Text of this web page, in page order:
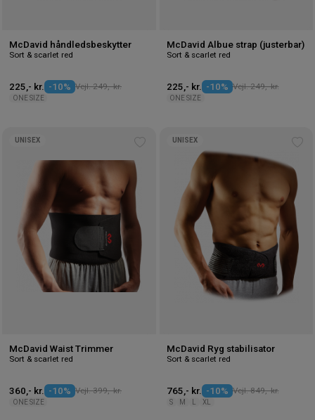
McDavid håndledsbeskytter
Sort & scarlet red
225,- kr. -10% Vejl. 249,- kr.
ONE SIZE
McDavid Albue strap (justerbar)
Sort & scarlet red
225,- kr. -10% Vejl. 249,- kr.
ONE SIZE
ønskeliste
UNISEX
McDavid Waist Trimmer
Sort & scarlet red
360,- kr. -10% Vejl. 399,- kr.
ONE SIZE
UNISEX
McDavid Ryg stabilisator
Sort & scarlet red
765,- kr. -10% Vejl. 849,- kr.
S M XL